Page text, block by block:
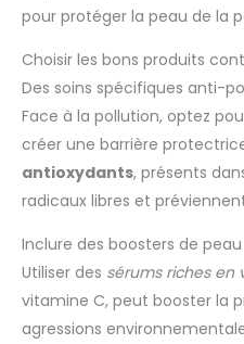
pour protéger la peau de la
Choisir les bons produits
Des soins spécifiques anti-
Face à la pollution, optez
créer une barrière
antioxydants, présents
radicaux libres et
Inclure des boosters de peau
Utiliser des sérums riches en
vitamine C, peut booster la
agressions